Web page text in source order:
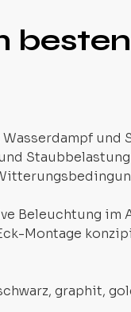
besten
und
Staubbelastung
Beleuchtung im
Montage
graphit,